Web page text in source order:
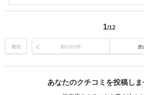
た。 満足頂けて何よりです。いい意味で印象を
1/12
最初 前の20件 次
あなたのクチコミを投稿しま